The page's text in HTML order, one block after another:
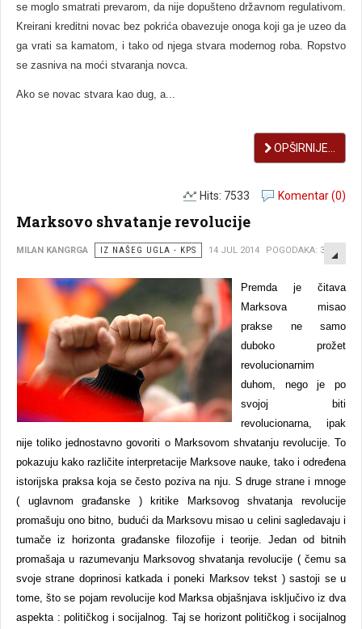
se moglo smatrati prevarom, da nije dopušteno državnom regulativom.
Kreirani kreditni novac bez pokrića obavezuje onoga koji ga je uzeo da
ga vrati sa kamatom, i tako od njega stvara modernog roba. Ropstvo
se zasniva na moći stvaranja novca.
Ako se novac stvara kao dug, a...
OPŠIRNIJE...
Komentar (0)
Hits: 7533
Marksovo shvatanje revolucije
MILAN KANGRGA IZ NAŠEG UGLA - KPS 14 JUL 2014 POGODAKA: 3999
Premda je čitava
Marksova misao
prakse ne samo
duboko prožet
revolucionarnim
duhom, nego je po
svojoj biti
revolucionarna, ipak
nije toliko jednostavno govoriti o Marksovom shvatanju revolucije. To
pokazuju kako različite interpretacije Marksove nauke, tako i određena
istorijska praksa koja se često poziva na nju. S druge strane i mnoge
( uglavnom građanske ) kritike Marksovog shvatanja revolucije
promašuju ono bitno, budući da Marksovu misao u celini sagledavaju i
tumače iz horizonta građanske filozofije i teorije. Jedan od bitnih
promašaja u razumevanju Marksovog shvatanja revolucije ( čemu sa
svoje strane doprinosi katkada i poneki Marksov tekst ) sastoji se u
tome, što se pojam revolucije kod Marksa objašnjava isključivo iz dva
aspekta : političkog i socijalnog. Taj se horizont političkog i socijalnog